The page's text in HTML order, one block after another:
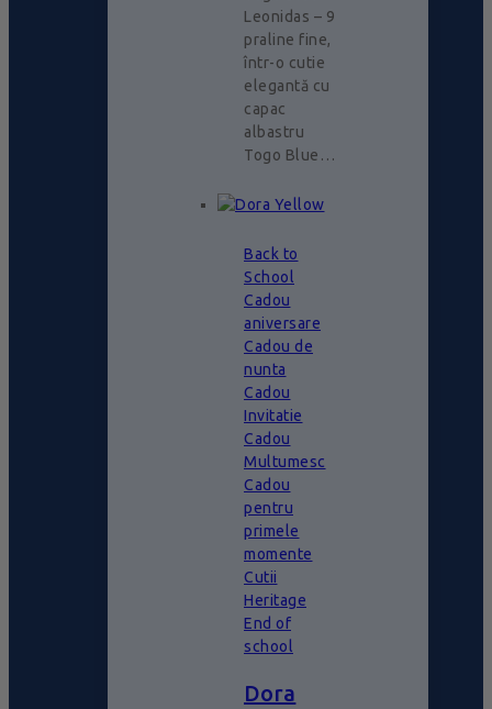
Leonidas – 9
praline fine,
într-o cutie
elegantă cu
capac
albastru
Togo Blue…
Back to
School
Cadou
aniversare
Cadou de
nunta
Cadou
Invitatie
Cadou
Multumesc
Cadou
pentru
primele
momente
Cutii
Heritage
End of
school
Dora